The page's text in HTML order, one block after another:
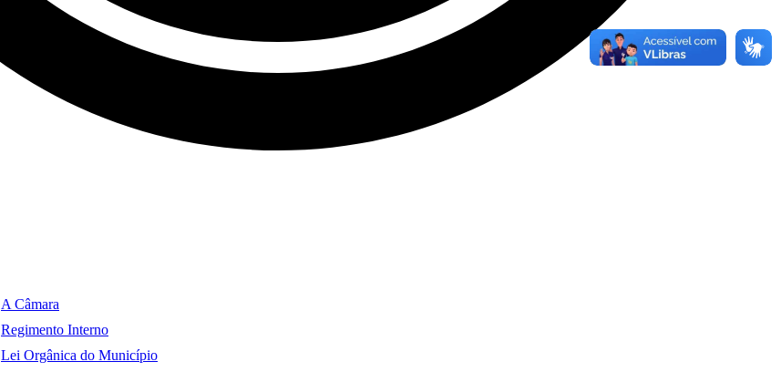
A Câmara
Regimento Interno
Lei Orgânica do Município